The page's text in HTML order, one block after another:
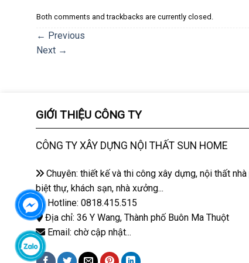
Both comments and trackbacks are currently closed.
← Previous
Next →
GIỚI THIỆU CÔNG TY
CÔNG TY XÂY DỰNG NỘI THẤT SUN HOME
Chuyên: thiết kế và thi công xây dựng, nội thất nhà
biệt thự, khách sạn, nhà xưởng...
Hotline: 0818.415.515
Địa chỉ: 36 Y Wang, Thành phố Buôn Ma Thuột
Email: chờ cập nhật...